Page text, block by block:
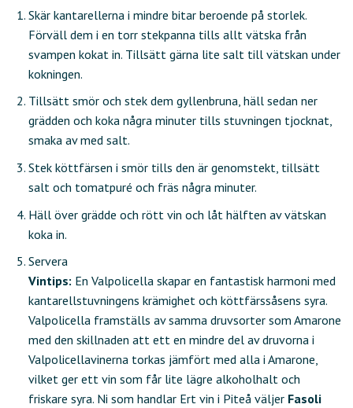
Skär kantarellerna i mindre bitar beroende på storlek.
Förväll dem i en torr stekpanna tills allt vätska från
svampen kokat in. Tillsätt gärna lite salt till vätskan under
kokningen.
Tillsätt smör och stek dem gyllenbruna, häll sedan ner
grädden och koka några minuter tills stuvningen tjocknat,
smaka av med salt.
Stek köttfärsen i smör tills den är genomstekt, tillsätt
salt och tomatpuré och fräs några minuter.
Häll över grädde och rött vin och låt hälften av vätskan
koka in.
Servera
Vintips: En Valpolicella skapar en fantastisk harmoni med
kantarellstuvningens krämighet och köttfärssåsens syra.
Valpolicella framställs av samma druvsorter som Amarone
med den skillnaden att ett en mindre del av druvorna i
Valpolicellavinerna torkas jämfört med alla i Amarone,
vilket ger ett vin som får lite lägre alkoholhalt och
friskare syra. Ni som handlar Ert vin i Piteå väljerFasoli